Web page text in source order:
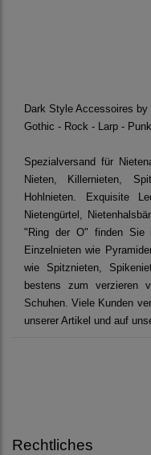
Dark Style Accessoires by
Gothic - Rock - Larp -
Spezialversand für
Nieten, Killernieten,
Hohlnieten. Exquisite
Nietengürtel,
"Ring der O" finden Sie
Einzelnieten wie
wie Spitznieten,
bestens zum verzieren
Schuhen. Viele Kunden
unserer Artikel und auf
Rechtliches